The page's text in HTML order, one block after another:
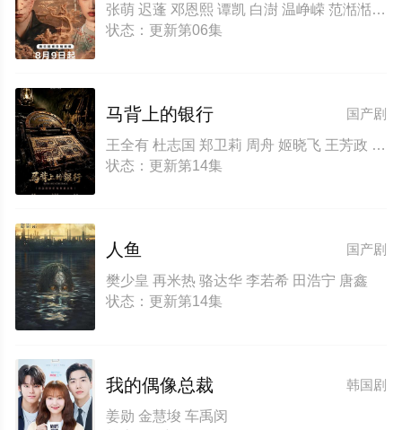
张萌 迟蓬 邓恩熙 谭凯 白澍 温峥嵘 范湉湉 丁禹兮 吕晓霖 尤靖茹 范诗然 董子凡
状态：更新第06集
国产剧
马背上的银行
王全有 杜志国 郑卫莉 周舟 姬晓飞 王芳政 郭烁杰 阎妮
状态：更新第14集
国产剧
人鱼
樊少皇 再米热 骆达华 李若希 田浩宁 唐鑫
状态：更新第14集
韩国剧
我的偶像总裁
姜勋 金慧埈 车禹闵